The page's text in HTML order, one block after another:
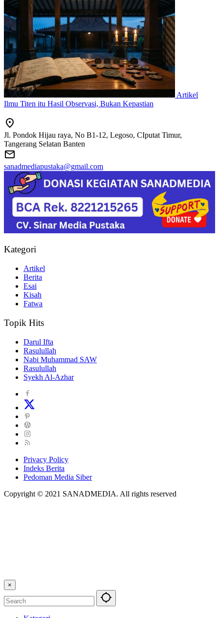
Artikel
Ilmu Titen itu Hasil Observasi, Bukan Kepastian
Jl. Pondok Hijau raya, No B1-12, Legoso, CIputat Timur,
Tangerang Selatan Banten
sanadmediapustaka@gmail.com
Kategori
Artikel
Berita
Esai
Kisah
Fatwa
Topik Hits
Darul Ifta
Rasulullah
Nabi Muhammad SAW
Rasulullah
Syekh Al-Azhar
Privacy Policy
Indeks Berita
Pedoman Media Siber
Copyright © 2021 SANADMEDIA. All rights reserved
×